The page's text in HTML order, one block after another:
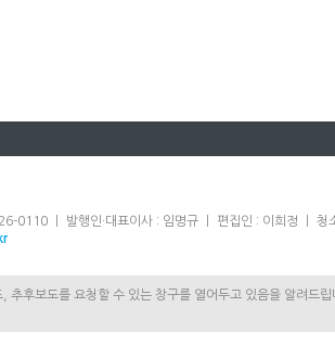
ㅣ 발행인·대표이사 : 임명규 ㅣ 편집인 : 이희정 ㅣ 청
추후보도를 요청할 수 있는 창구를 열어두고 있음을 알려드립